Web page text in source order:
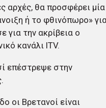
αρχές, θα προσφέρει μία
ή το φθινόπωρο»
την ακρίβεια ο
κανάλι ITV.
επέστρεψε στην
οι Βρετανοί είναι